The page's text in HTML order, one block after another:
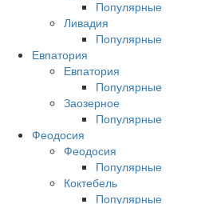
Популярные
Ливадия
Популярные
Евпатория
Евпатория
Популярные
Заозерное
Популярные
Феодосия
Феодосия
Популярные
Коктебель
Популярные